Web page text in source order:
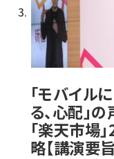
「モバイル
る、心配」
「楽天市場
略【講演要旨